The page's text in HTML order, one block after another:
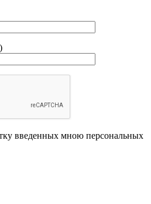
введенных мною персональных